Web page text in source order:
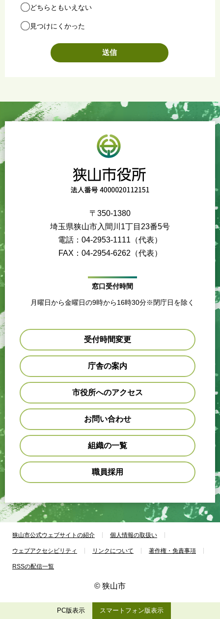
どちらともいえない
見つけにくかった
〒350-1380
埼玉県狭山市入間川1丁目23番5号
電話：04-2953-1111（代表）
FAX：04-2954-6262（代表）
窓口受付時間
月曜日から金曜日の9時から16時30分※閉庁日を除く
受付時間変更
庁舎の案内
市役所へのアクセス
お問い合わせ
組織の一覧
職員採用
狭山市公式ウェブサイトの紹介 個人情報の取扱い
ウェブアクセシビリティ リンクについて 著作権・免責事項
RSSの配信一覧
© 狭山市
PC版表示 スマートフォン版表示